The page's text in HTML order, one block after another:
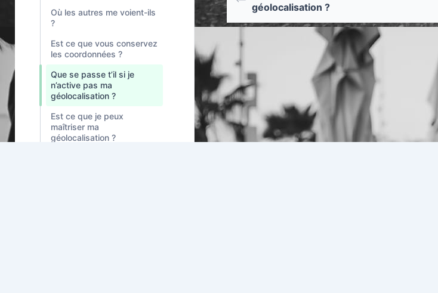
Où les autres me voient-ils
?
Est ce que vous conservez
les coordonnées ?
Que se passe t’il si je
n’active pas ma
géolocalisation ?
Est ce que je peux
maîtriser ma
géolocalisation ?
géolocalisation ?